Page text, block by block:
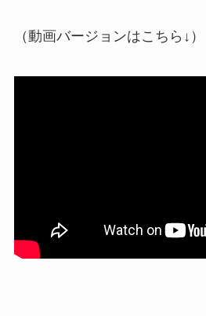
（動画バージョンはこちら↓）